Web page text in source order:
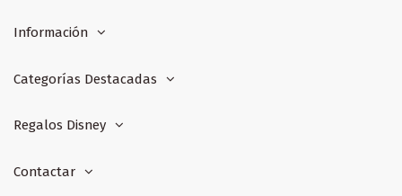
Información
Categorías Destacadas
Regalos Disney
Contactar